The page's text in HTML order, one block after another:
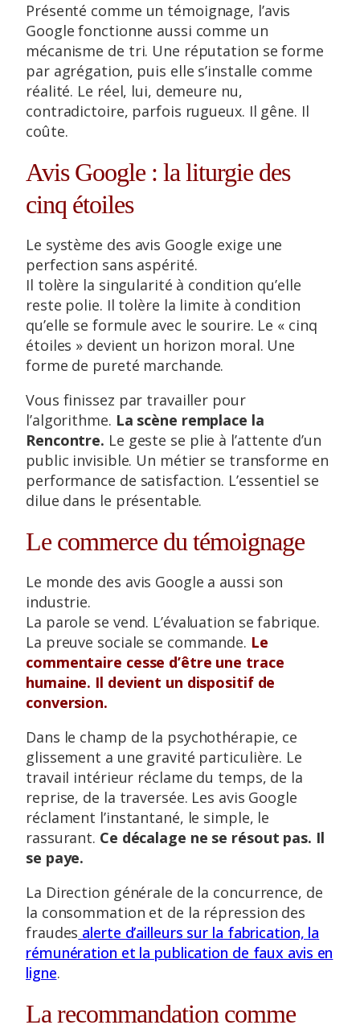
Présenté comme un témoignage, l’avis
Google fonctionne aussi comme un
mécanisme de tri. Une réputation se forme
par agrégation, puis elle s’installe comme
réalité. Le réel, lui, demeure nu,
contradictoire, parfois rugueux. Il gêne. Il
coûte.
Avis Google : la liturgie des
cinq étoiles
Le système des avis Google exige une
perfection sans aspérité.
Il tolère la singularité à condition qu’elle
reste polie. Il tolère la limite à condition
qu’elle se formule avec le sourire. Le « cinq
étoiles » devient un horizon moral. Une
forme de pureté marchande.
Vous finissez par travailler pour
l’algorithme. La scène remplace la
Rencontre. Le geste se plie à l’attente d’un
public invisible. Un métier se transforme en
performance de satisfaction. L’essentiel se
dilue dans le présentable.
Le commerce du témoignage
Le monde des avis Google a aussi son
industrie.
La parole se vend. L’évaluation se fabrique.
La preuve sociale se commande. Le
commentaire cesse d’être une trace
humaine. Il devient un dispositif de
conversion.
Dans le champ de la psychothérapie, ce
glissement a une gravité particulière. Le
travail intérieur réclame du temps, de la
reprise, de la traversée. Les avis Google
réclament l’instantané, le simple, le
rassurant. Ce décalage ne se résout pas. Il
se paye.
La Direction générale de la concurrence, de
la consommation et de la répression des
fraudes alerte d’ailleurs sur la fabrication, la
rémunération et la publication de faux avis en
ligne.
La recommandation comme